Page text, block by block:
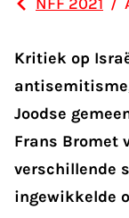
Kritiek op
Joodse
Frans Bromet
verschillende
ingewikkelde